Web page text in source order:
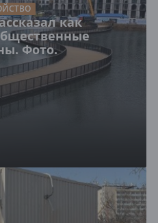
как
Фото.